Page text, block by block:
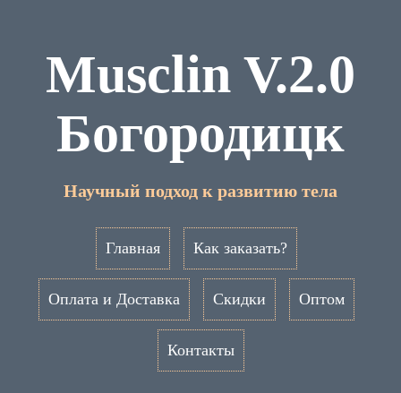
Musclin V.2.0
Богородицк
Научный подход к развитию тела
Главная Как заказать?
Оплата и Доставка Скидки Оптом
Контакты